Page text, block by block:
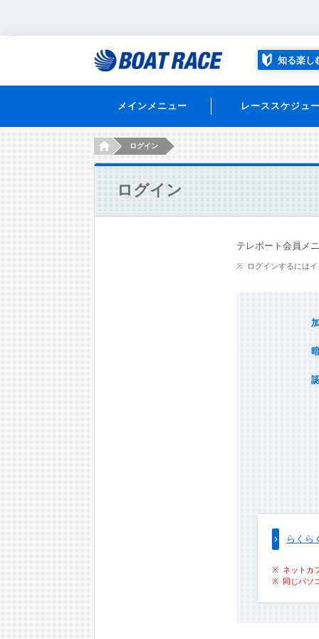
知る楽し
メインメニュー レーススケジュ
HOMEログイン
ログイン
テレボート会員メ
ログインするには
らくら
ネットカ
同じパソ